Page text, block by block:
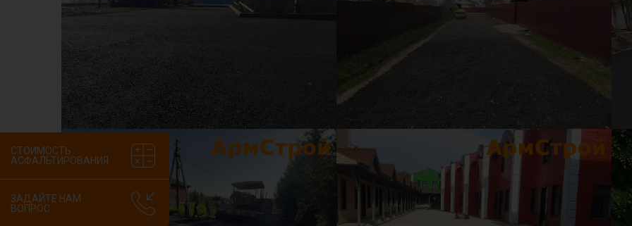
СТОИМОСТЬ
АСФАЛЬТИРОВАНИЯ
ЗАДАЙТЕ НАМ
ВОПРОС